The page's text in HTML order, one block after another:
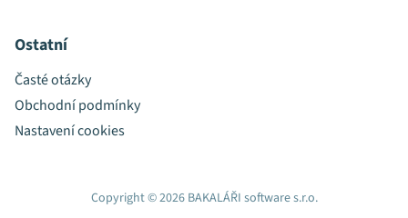
Ostatní
Časté otázky
Obchodní podmínky
Nastavení cookies
Copyright © 2026 BAKALÁŘI software s.r.o.